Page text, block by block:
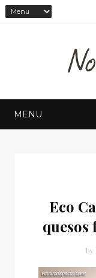
Eco
quesos
by